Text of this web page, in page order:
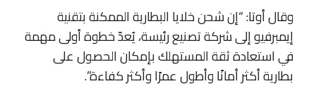
وقال أوتا: “إن شحن خلايا البطارية الممكنة بتقنية
إيمبرفيو إلى شركة تصنيع رئيسة، يُعدّ خطوة أولى مهمة
في استعادة ثقة المستهلك بإمكان الحصول على
بطارية أكثر أمانًا وأطول عمرًا وأكثر كفاءة”.